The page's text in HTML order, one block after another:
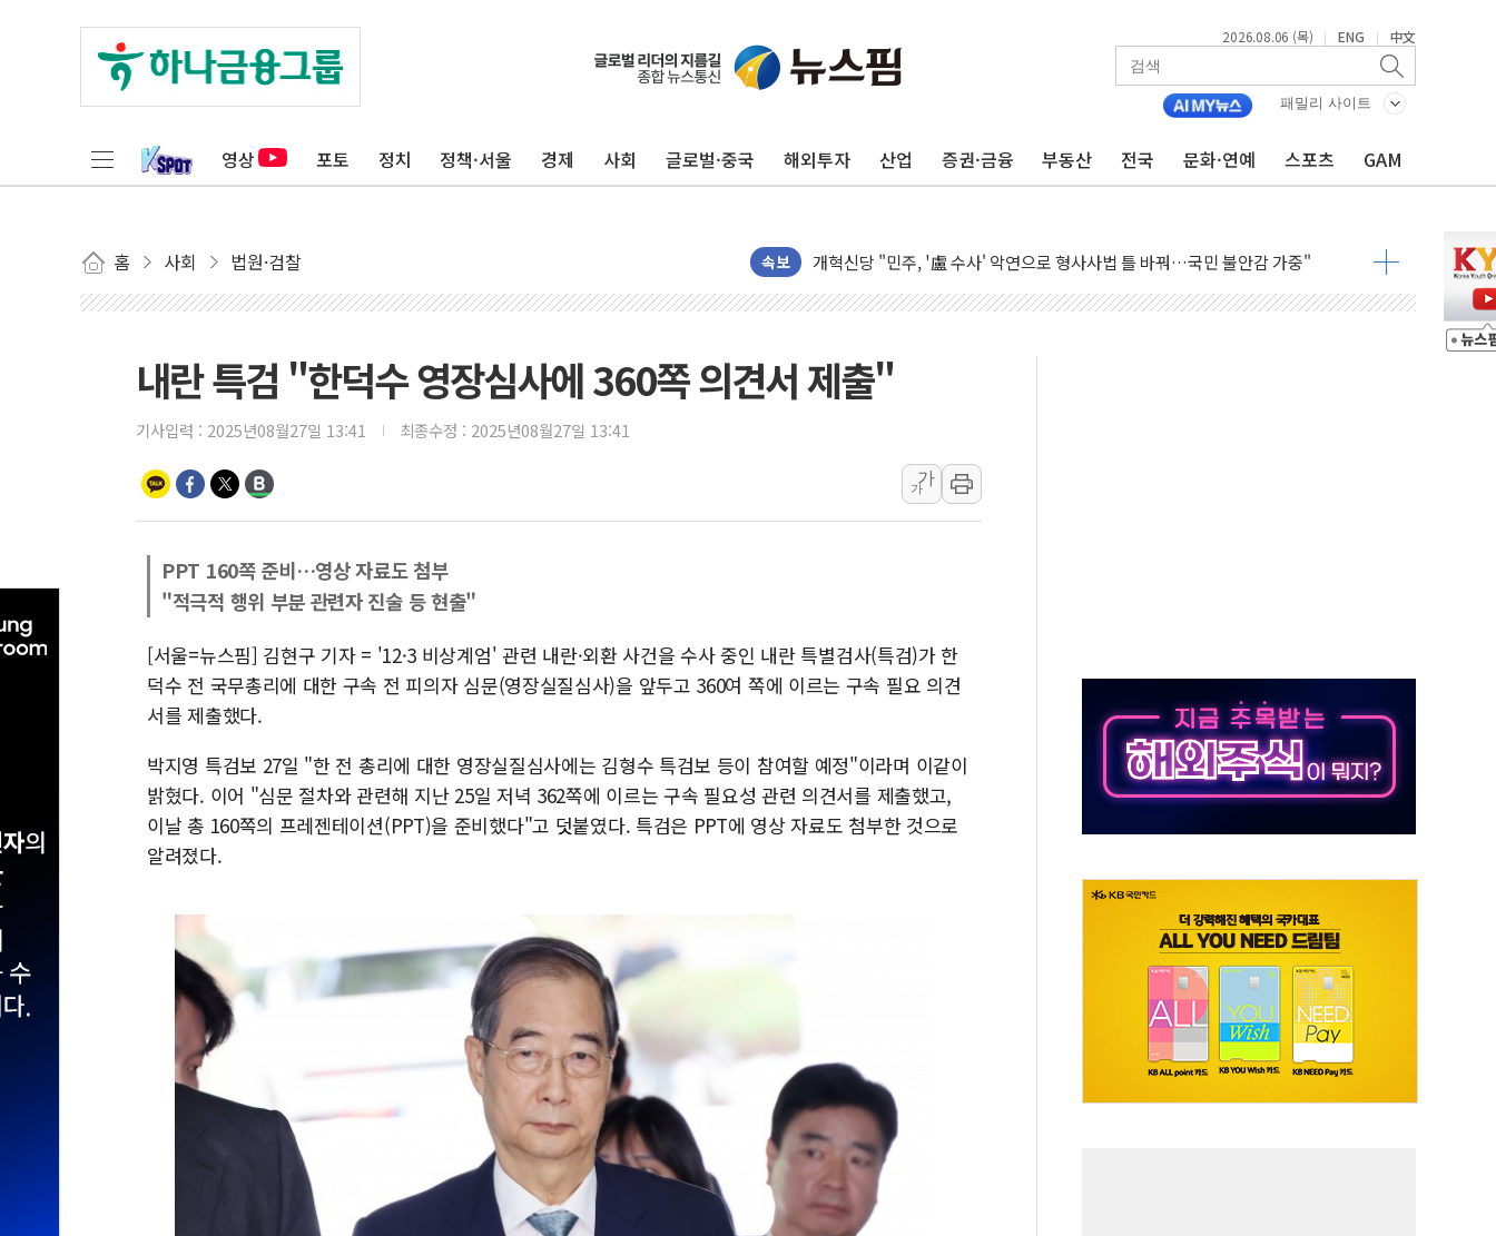
2026.08.06 (목) | ENG | 中文
패밀리 사이트
영상 포토 정치 정책·서울 경제 사회 글로벌·중국 해외투자 산업 증권·금융 부동산 전국 문화·연예 스포츠 GAM
홈 사회 법원·검찰 속보
우크라, 러 탄도미사일 공격에 속수무책… 패트리엇 미사일 지원, 작년의 3분의 1
[종합] 특검, '양평' 원희룡 2차 조사…'당정대 회의' 한동훈·방기선 수사도 속도
[내일날씨] 절기상 '입추'에 폭염 절정…서울 한낮 39도
개혁신당 "민주, '盧 수사' 악연으로 형사사법 틀 바꿔…국민 불안감 가중"
AI 연산은 포항, 전력 저장은 영광…지역펀드 9·10호 확정
한국투자증권, 국내 최초 상반기 영업이익 2조 돌파
李대통령 "청소년 SNS 제한, 형평성·여론 고려해야…충분한 사회적 논의 주문"
초등학교 앞서 '쾅'…대전 중구서 시내버스 등 3중 추돌·1명 부상
청와대 "내일 부동산 점검 2차 회의"…주택 공급 방안 논의한다
케이피에프, 2분기 매출액 2136억원
국민통합위 "청년엔 기회를, 중고령층엔 안정을"…세대상생 일자리 특위 출범
내란 특검 "한덕수 영장심사에 360쪽 의견서 제출"
기사입력 : 2025년08월27일 13:41 최종수정 : 2025년08월27일 13:41
가
가
PPT 160쪽 준비…영상 자료도 첨부
"적극적 행위 부분 관련자 진술 등 현출"
[서울=뉴스핌] 김현구 기자 = '12·3 비상계엄' 관련 내란·외환 사건을 수사 중인 내란 특별검사(특검)가 한
덕수 전 국무총리에 대한 구속 전 피의자 심문(영장실질심사)을 앞두고 360여 쪽에 이르는 구속 필요 의견
서를 제출했다.
박지영 특검보 27일 "한 전 총리에 대한 영장실질심사에는 김형수 특검보 등이 참여할 예정"이라며 이같이
밝혔다. 이어 "심문 절차와 관련해 지난 25일 저녁 362쪽에 이르는 구속 필요성 관련 의견서를 제출했고,
이날 총 160쪽의 프레젠테이션(PPT)을 준비했다"고 덧붙였다. 특검은 PPT에 영상 자료도 첨부한 것으로
알려졌다.